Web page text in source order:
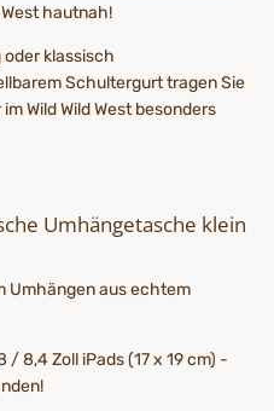
hautnah!
oder klassisch
Schultergurt tragen Sie
Wild Wild West besonders
Umhängetasche klein
Umhängen aus echtem
8,4 Zoll iPads (17 x 19 cm) -